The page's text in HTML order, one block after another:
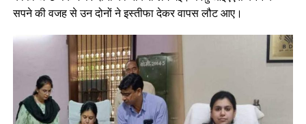
सपने की वजह से उन दोनों ने इस्तीफा देकर वापस लौट आए।